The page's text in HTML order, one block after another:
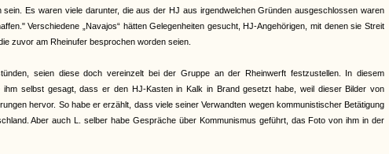
Es waren viele darunter, die aus der HJ aus irgendwelchen Gründen ausgeschlossen waren
Verschiedene „Navajos“ hätten Gelegenheiten gesucht, HJ-Angehörigen, mit denen sie Streit
zuvor am Rheinufer besprochen worden seien.
seien diese doch vereinzelt bei der Gruppe an der Rheinwerft festzustellen. In diesem
selbst gesagt, dass er den HJ-Kasten in Kalk in Brand gesetzt habe, weil dieser Bilder von
hervor. So habe er erzählt, dass viele seiner Verwandten wegen kommunistischer Betätigung
Aber auch L. selber habe Gespräche über Kommunismus geführt, das Foto von ihm in der